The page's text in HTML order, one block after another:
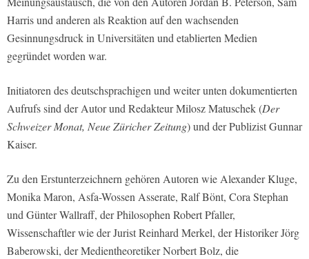
Harris und anderen als Reaktion auf den wachsenden
Gesinnungsdruck in Universitäten und etablierten Medien
gegründet worden war.
Initiatoren des deutschsprachigen und weiter unten dokumentierten
Aufrufs sind der Autor und Redakteur Milosz Matuschek (Der
Schweizer Monat, Neue Züricher Zeitung) und der Publizist Gunnar
Kaiser.
Zu den Erstunterzeichnern gehören Autoren wie Alexander Kluge,
Monika Maron, Asfa-Wossen Asserate, Ralf Bönt, Cora Stephan
und Günter Wallraff, der Philosophen Robert Pfaller,
Wissenschaftler wie der Jurist Reinhard Merkel, der Historiker Jörg
Baberowski, der Medientheoretiker Norbert Bolz, die